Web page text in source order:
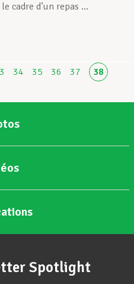
cadre d’un repas ...
34 35 36 37 38
Spotlight